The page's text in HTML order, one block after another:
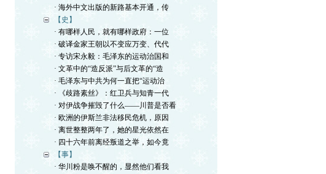
· 海外中文出版的新路基本开通，传
【史】
· 有哪样人民，就有哪样政府：一位
· 破译金家王朝以不变应万变、代代
· 专访宋永毅：毛泽东的运动治国和
· 文革中的“造反派”与后文革的“造
· 毛泽东与中共为何一直把“运动治
· 《歧路素丝》：红卫兵与知青一代
· 对伊战争摧毁了什么——川普是否看
· 欧洲的伊斯兰非法移民危机，原因
· 离世整整两年了，她的星光依然在
· 四十六年前离经叛道之举，如今竟
【事】
· 华川粉是唤不醒的，显然他们看我